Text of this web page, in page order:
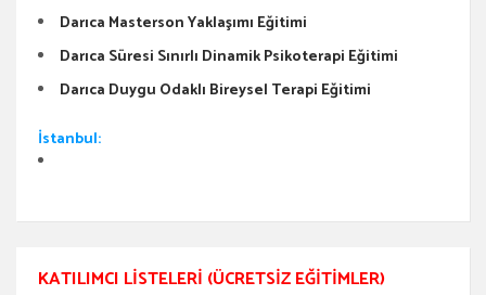
Darıca Masterson Yaklaşımı Eğitimi
Darıca Süresi Sınırlı Dinamik Psikoterapi Eğitimi
Darıca Duygu Odaklı Bireysel Terapi Eğitimi
İstanbul:
KATILIMCI LISTELERI (ÜCRETSIZ EĞITIMLER)